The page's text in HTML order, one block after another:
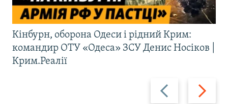
Назад Вперед
Кінбурн, оборона Одеси і рідний Крим:
командир ОТУ «Одеса» ЗСУ Денис Носіков |
Крим.Реалії